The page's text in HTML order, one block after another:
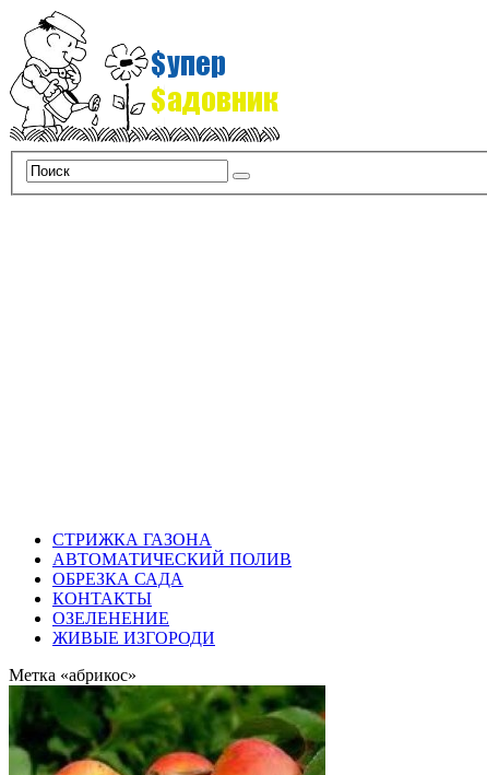
СТРИЖКА ГАЗОНА
АВТОМАТИЧЕСКИЙ ПОЛИВ
ОБРЕЗКА САДА
КОНТАКТЫ
ОЗЕЛЕНЕНИЕ
ЖИВЫЕ ИЗГОРОДИ
Метка «абрикос»